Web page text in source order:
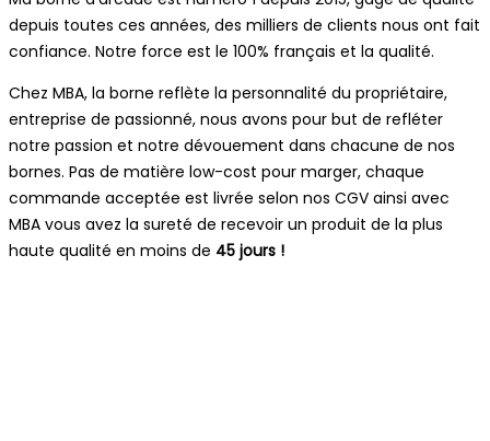
depuis toutes ces années, des milliers de clients nous ont fait
confiance. Notre force est le 100% français et la qualité.
Chez MBA, la borne reflète la personnalité du propriétaire,
entreprise de passionné, nous avons pour but de refléter
notre passion et notre dévouement dans chacune de nos
bornes. Pas de matière low-cost pour marger, chaque
commande acceptée est livrée selon nos CGV ainsi avec
MBA vous avez la sureté de recevoir un produit de la plus
haute qualité en moins de 45 jours !